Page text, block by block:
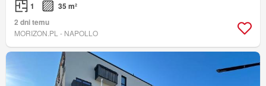
1
35 m²
2 dni temu
MORIZON.PL - NAPOLLO